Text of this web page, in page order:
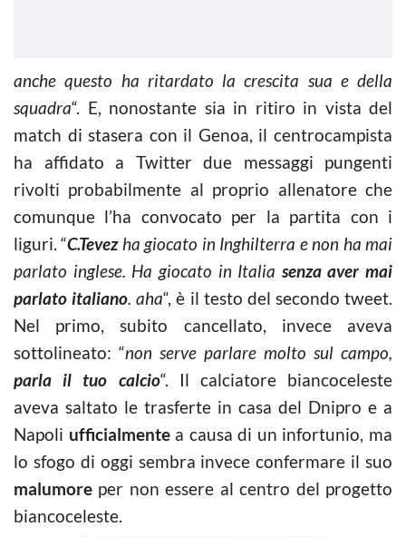
anche questo ha ritardato la crescita sua e della
squadra“. E, nonostante sia in ritiro in vista del
match di stasera con il Genoa, il centrocampista
ha affidato a Twitter due messaggi pungenti
rivolti probabilmente al proprio allenatore che
comunque l’ha convocato per la partita con i
liguri. “C.Tevezha giocato in Inghilterra e non ha mai
parlato inglese. Ha giocato in Italia senza aver mai
parlato italiano. aha“, è il testo del secondo tweet.
Nel primo, subito cancellato, invece aveva
sottolineato: “non serve parlare molto sul campo,
parla il tuo calcio“. Il calciatore biancoceleste
aveva saltato le trasferte in casa del Dnipro e a
Napoli ufficialmentea causa di un infortunio, ma
lo sfogo di oggi sembra invece confermare il suo
malumore per non essere al centro del progetto
biancoceleste.